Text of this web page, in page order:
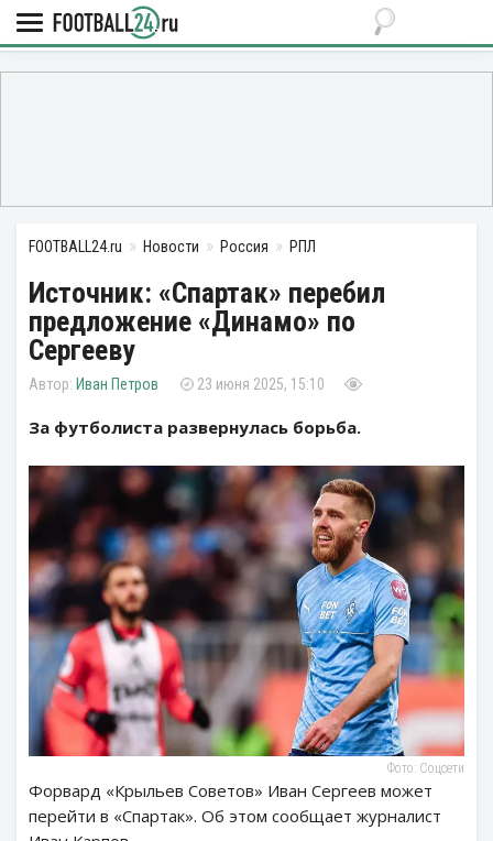
FOOTBALL24.ru Новости Россия РПЛ
Источник: «Спартак» перебил
предложение «Динамо» по
Сергееву
Иван Петров 23 июня 2025, 15:10
За футболиста развернулась борьба.
Фото: Соцсети
Форвард «Крыльев Советов» Иван Сергеев может
перейти в «Спартак». Об этом сообщает журналист